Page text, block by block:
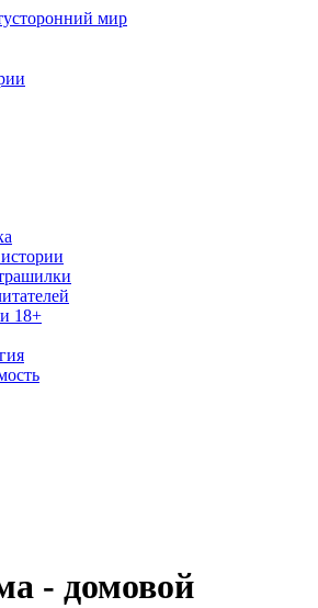
18+
- домовой